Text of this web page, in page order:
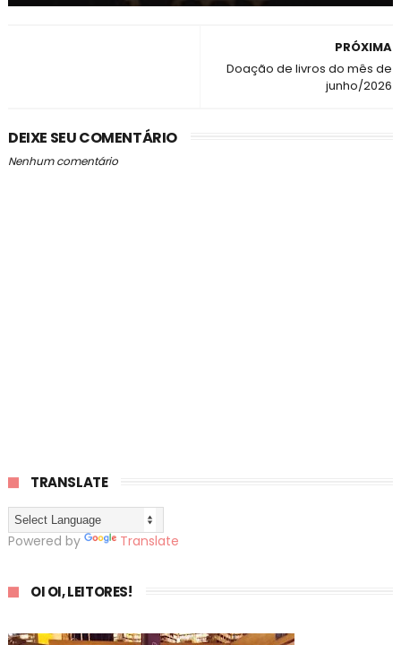
PRÓXIMA
Doação de livros do mês de
junho/2026
DEIXE SEU COMENTÁRIO
Nenhum comentário
TRANSLATE
Powered by Translate
OI OI, LEITORES!